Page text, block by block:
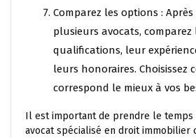
Comparez les options :
plusieurs avocats, comparez
qualifications, leur
leurs honoraires. Choisissez
correspond le mieux à vos
Il est important de prendre le temps
avocat spécialisé en droit immobilier